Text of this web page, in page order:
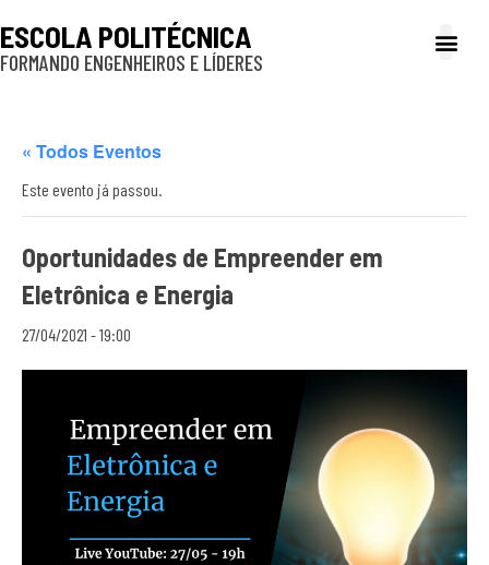
ESCOLA POLITÉCNICA
FORMANDO ENGENHEIROS E LÍDERES
« Todos Eventos
Este evento já passou.
Oportunidades de Empreender em
Eletrônica e Energia
27/04/2021 - 19:00